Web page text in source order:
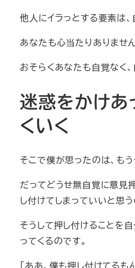
他人にイラっとする要素は
あなたも心当たりありませ
おそらくあなたも自覚なく
迷惑をかけあ
くいく
そこで僕が思ったのは、も
だってどうせ無自覚に意見
し付けてしまっていいと思う
そうして押し付けることを
ってくるのです。
「ああ、僕も押し付けてる